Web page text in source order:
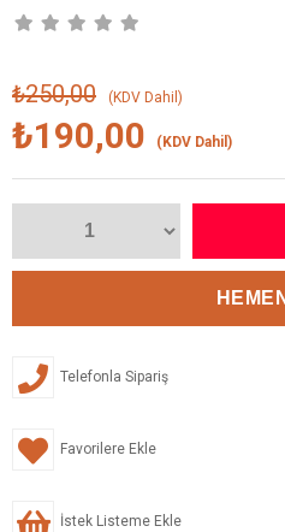
₺250,00 (KDV Dahil)
₺190,00 (KDV Dahil)
Telefonla Sipariş
Favorilere Ekle
İstek Listeme Ekle